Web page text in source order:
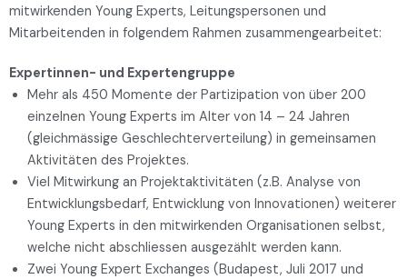
mitwirkenden Young Experts, Leitungspersonen und
Mitarbeitenden in folgendem Rahmen zusammengearbeitet:
Expertinnen- und Expertengruppe
Mehr als 450 Momente der Partizipation von über 200
einzelnen Young Experts im Alter von 14 – 24 Jahren
(gleichmässige Geschlechterverteilung) in gemeinsamen
Aktivitäten des Projektes.
Viel Mitwirkung an Projektaktivitäten (z.B. Analyse von
Entwicklungsbedarf, Entwicklung von Innovationen) weiterer
Young Experts in den mitwirkenden Organisationen selbst,
welche nicht abschliessen ausgezählt werden kann.
Zwei Young Expert Exchanges (Budapest, Juli 2017 und